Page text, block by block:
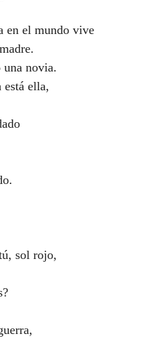
en el mundo vive
una novia.
está ella,
sol rojo,